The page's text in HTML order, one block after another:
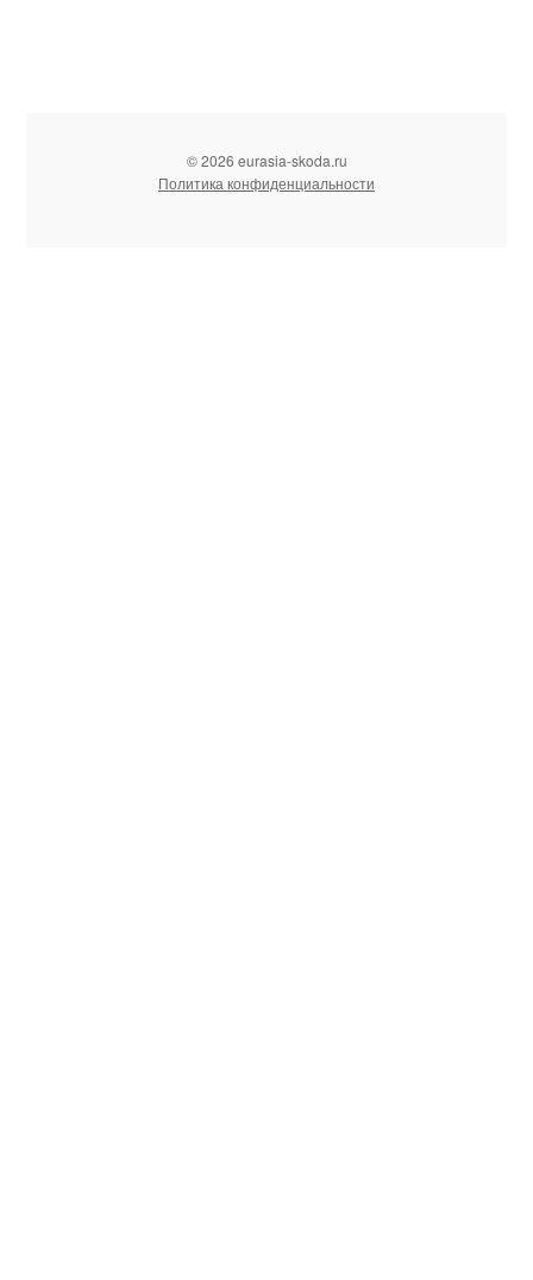
© 2026 eurasia-skoda.ru
Политика конфиденциальности